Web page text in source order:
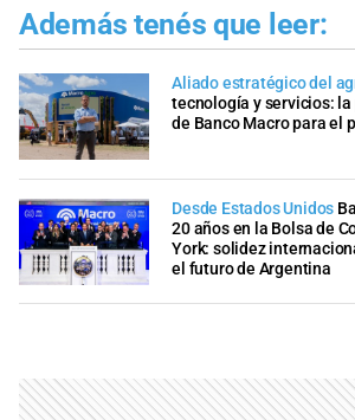
Además tenés que leer:
Aliado estratégico del
tecnología y servicios:
de Banco Macro para el
Desde Estados Unidos
20 años en la Bolsa de
York: solidez
el futuro de Argentina